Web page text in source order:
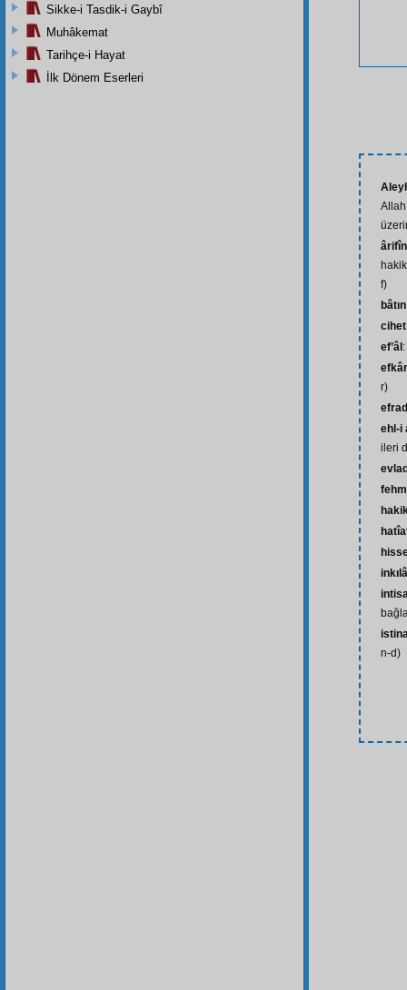
ârifîn
f)
bâtın
cihet
ef’âl
r)
efrad
ehl-i
ileri
n-d)
Sikke-i Tasdik-i Gaybî
Muhâkemat
Tarihçe-i Hayat
İlk Dönem Eserleri